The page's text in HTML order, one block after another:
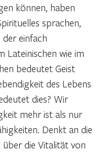
können, haben
sprachen,
einfach
Lateinischen wie im
bedeutet Geist
des Lebens
dies? Wir
mehr ist als nur
Denkt an die
die Vitalität von